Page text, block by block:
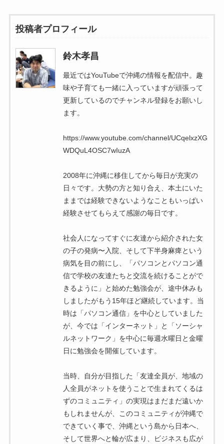
投稿者プロフィール
鈴木孝昌
最近ではYouTubeで沖縄の情報を配信中。趣
味や子育ても一緒に入っていますが頑張って
更新しているのでチャンネル登録をお願いし
ます。
https://www.youtube.com/channel/UCqelxzXG
WDQuL4OSC7wIuzA
2008年に沖縄に移住してから毎日が充実の
日々です。大勢の方と知り合え、本土にいた
ままでは経験できないようなこともいっぱい
経験させてもらえて感謝の毎日です。
社会人になってすぐに友達から紹介された女
の子の発病〜入院、そして下半身麻痺という
病気を目の前にし、「パソコンとパソコン通
信で学校の友達たちと交流を続けることがで
きるように」と始めた勉強会が、途中休みも
しましたがもう15年ほど継続しています。当
時は「パソコン通信」を中心としていました
が、今では「インターネット」と「ソーシャ
ルネットワーク」を中心に毎週水曜日と金曜
日に勉強会を開催しています。
当時、自分が目指した「友達全員が、地域の
人全員がネットを使うことで生まれてくるは
ずのコミュニティ」の実現はまだまだ遠いか
もしれませんが、このコミュニティが沖縄で
できていく事で、沖縄という島から日本へ、
そして世界へと輪が広まり、ビジネスも広が